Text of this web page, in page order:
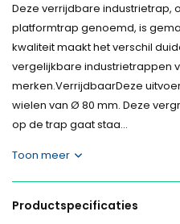
Deze verrijdbare industrietrap,
platformtrap genoemd, is
kwaliteit maakt het verschil
vergelijkbare industrietrappen
merken.VerrijdbaarDeze
wielen van Ø 80 mm. Deze
op de trap gaat staa...
Toon meer
Productspecificaties